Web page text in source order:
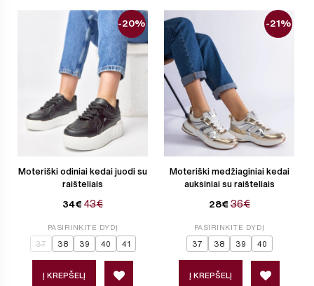
Moteriški odiniai kedai juodi su
raišteliais
34€ 43€
-20%
PASIRINKITE DYDĮ
37 38 39 40 41
Į KREPŠELĮ
Moteriški medžiaginiai kedai
auksiniai su raišteliais
28€ 36€
-21%
PASIRINKITE DYDĮ
37 38 39 40
Į KREPŠELĮ